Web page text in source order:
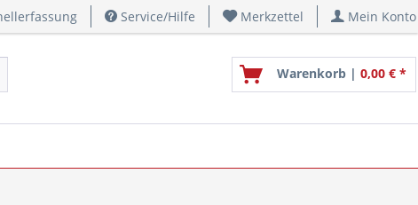
Service/Hilfe Merkzettel Mein Konto
Warenkorb | 0,00 € *